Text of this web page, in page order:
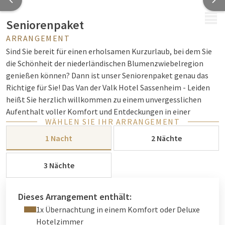
Seniorenpaket
ARRANGEMENT
Sind Sie bereit für einen erholsamen Kurzurlaub, bei dem Sie
die Schönheit der niederländischen Blumenzwiebelregion
genießen können? Dann ist unser Seniorenpaket genau das
Richtige für Sie! Das Van der Valk Hotel Sassenheim - Leiden
heißt Sie herzlich willkommen zu einem unvergesslichen
Aufenthalt voller Komfort und Entdeckungen in einer
atemberaubenden Region mit viel zu sehen und zu erleben!
Sie übernachten 1, 2 oder 3 Nächte in einem unserer
herrlichenKomfort-HotelzimmeroderDeluxe-Hotelzimmer,
inklusive täglichem umfangreichen Frühstücksbuffet im Live
Cooking Buffetrestaurant und jeden Abend eind köstlichen
erwartet Sie zudem ein besonderes Geschenk als Zeichen
unserer Wertschätzung für unsere geschätzten Van-der-Valk-
WÄHLEN SIE IHR ARRANGEMENT
1 Nacht
2 Nächte
3 Nächte
Dieses Arrangement enthält:
1x Übernachtung in einem Komfort oder Deluxe
Hotelzimmer